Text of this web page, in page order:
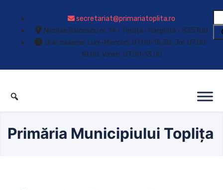
secretariat@primariatoplita.ro
Nicolae Bălcescu nr. 14 • Toplița • Harghita • 535700
Orar casierie: Luni-Miercuri: 07.00-15.30; Joi: 07.00-
18.00; Vineri: 07.00-13.00
Primăria Municipiului Toplița